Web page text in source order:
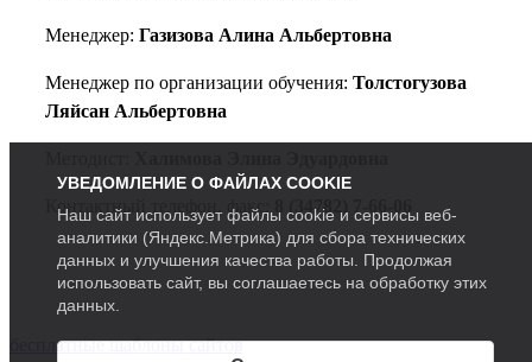
Менеджер: Газизова Алина Альбертовна
Менеджер по организации обучения: Толстогузова
Ляйсан Альбертовна
Контактный телефон, факс: 8 (34782) 7-66-06
бесплатные шаблоны сайтов
УВЕДОМЛЕНИЕ О ФАЙЛАХ COOKIE
Наш сайт использует файлы cookie и сервисы веб-
аналитики (Яндекс.Метрика) для сбора технических
данных и улучшения качества работы. Продолжая
использовать сайт, вы соглашаетесь на обработку этих
данных.